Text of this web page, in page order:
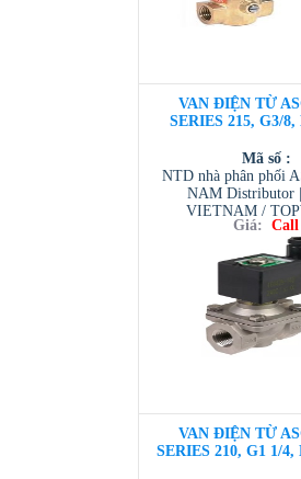
VAN ĐIỆN TỪ
SERIES 215, G3/8,
Mã số :
NTD nhà phân phối
NAM Distributor
VIETNAM /
VIETNAM /
/ TESCOM
Giá: Call
VAN ĐIỆN TỪ
SERIES 210, G1 1/